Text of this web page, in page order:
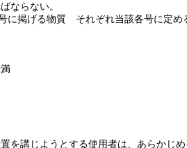
ならない。
に掲げる物質 それぞれ当該各号に定め
を講じようとする使用者は、あらかじ